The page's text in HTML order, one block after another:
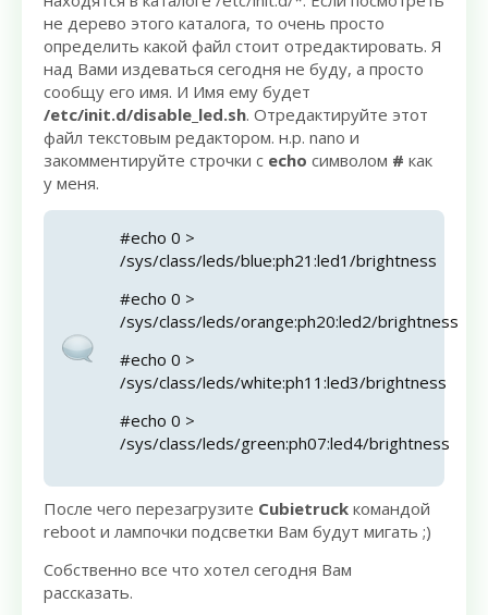
не дерево этого каталога, то очень просто
определить какой файл стоит отредактировать. Я
над Вами издеваться сегодня не буду, а просто
сообщу его имя. И Имя ему будет
/etc/init.d/disable_led.sh. Отредактируйте этот
файл текстовым редактором. н.р. nano и
закомментируйте строчки с echo символом # как
у меня.
#echo 0 >
/sys/class/leds/blue:ph21:led1/brightness
#echo 0 >
/sys/class/leds/orange:ph20:led2/brightness
#echo 0 >
/sys/class/leds/white:ph11:led3/brightness
#echo 0 >
/sys/class/leds/green:ph07:led4/brightness
После чего перезагрузите Cubietruck командой
reboot и лампочки подсветки Вам будут мигать ;)
Собственно все что хотел сегодня Вам
рассказать.